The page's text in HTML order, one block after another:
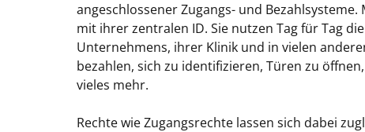
angeschlossener Zugangs- und
mit ihrer zentralen ID. Sie nutzen Tag für Tag
Unternehmens, ihrer Klinik und in vielen
bezahlen, sich zu identifizieren, Türen zu
vieles mehr.
Rechte wie Zugangsrechte lassen sich dabei